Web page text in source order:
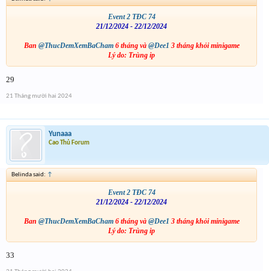
Event 2 TĐC 74
21/12/2024 - 22/12/2024
Ban @ThucDemXemBaCham6 tháng và @Dee1 3 tháng khỏi minigame
Lý do: Trùng ip
29
21 Tháng mười hai 2024
Yunaaa
Cao Thủ Forum
Belinda said: ↑
Event 2 TĐC 74
21/12/2024 - 22/12/2024
Ban @ThucDemXemBaCham6 tháng và @Dee1 3 tháng khỏi minigame
Lý do: Trùng ip
33